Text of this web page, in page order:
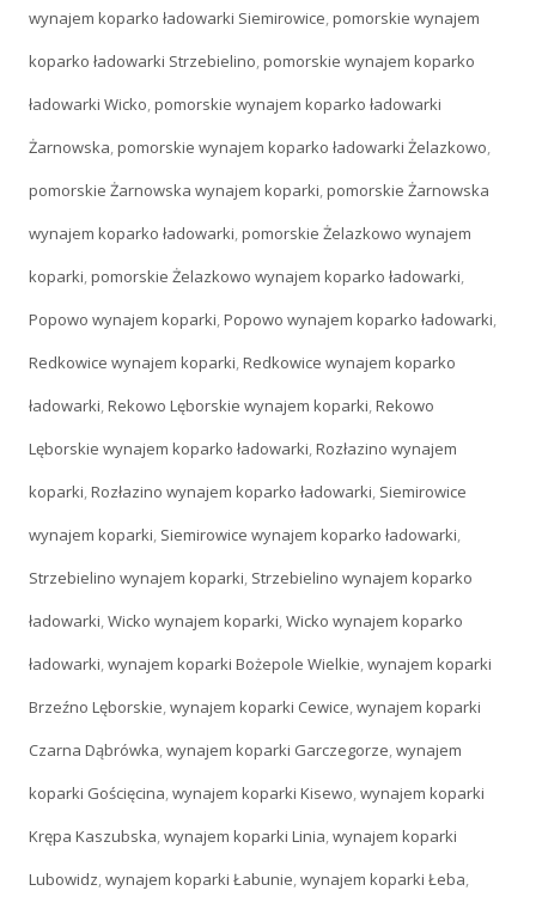
wynajem koparko ładowarki Siemirowice,pomorskie wynajem
koparko ładowarki Strzebielino,pomorskie wynajem koparko
ładowarki Wicko,pomorskie wynajem koparko ładowarki
Żarnowska,pomorskie wynajem koparko ładowarki Żelazkowo,
pomorskie Żarnowska wynajem koparki,pomorskie Żarnowska
wynajem koparko ładowarki,pomorskie Żelazkowo wynajem
koparki,pomorskie Żelazkowo wynajem koparko ładowarki,
Popowo wynajem koparki,Popowo wynajem koparko ładowarki,
Redkowice wynajem koparki,Redkowice wynajem koparko
ładowarki,Rekowo Lęborskie wynajem koparki,Rekowo
Lęborskie wynajem koparko ładowarki,Rozłazino wynajem
koparki,Rozłazino wynajem koparko ładowarki, Siemirowice
wynajem koparki, Siemirowice wynajem koparko ładowarki,
Strzebielino wynajem koparki, Strzebielino wynajem koparko
ładowarki,Wicko wynajem koparki,Wicko wynajem koparko
ładowarki,wynajem koparki Bożepole Wielkie,wynajem koparki
Brzeźno Lęborskie,wynajem koparki Cewice,wynajem koparki
Czarna Dąbrówka,wynajem koparki Garczegorze,wynajem
koparki Gościęcina,wynajem koparki Kisewo,wynajem koparki
Krępa Kaszubska,wynajem koparki Linia,wynajem koparki
Lubowidz,wynajem koparki Łabunie,wynajem koparki Łeba,